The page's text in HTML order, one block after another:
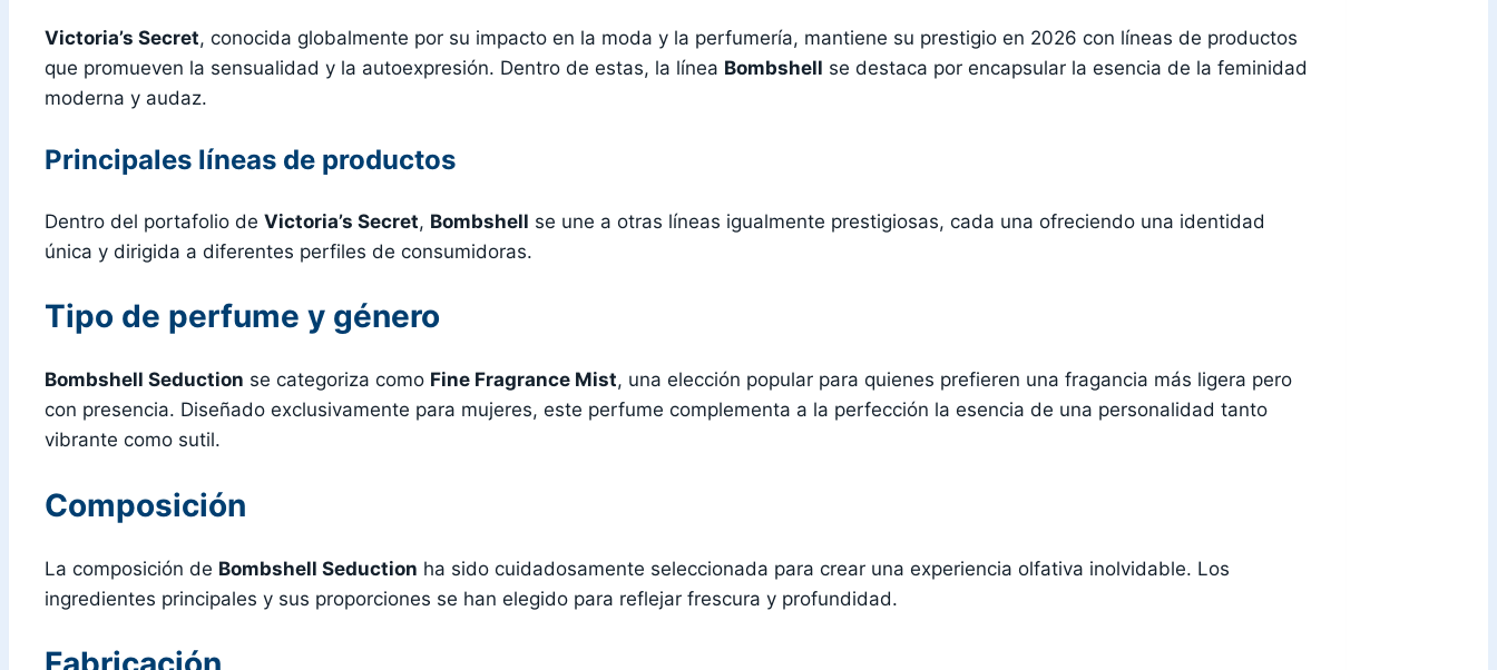
Victoria’s Secret, conocida globalmente por su impacto en la moda y la perfumería, mantiene su prestigio en 2026 con líneas de productos
que promueven la sensualidad y la autoexpresión. Dentro de estas, la línea Bombshell se destaca por encapsular la esencia de la feminidad
moderna y audaz.
Principales líneas de productos
Dentro del portafolio de Victoria’s Secret, Bombshell se une a otras líneas igualmente prestigiosas, cada una ofreciendo una identidad
única y dirigida a diferentes perfiles de consumidoras.
Tipo de perfume y género
Bombshell Seduction se categoriza como Fine Fragrance Mist, una elección popular para quienes prefieren una fragancia más ligera pero
con presencia. Diseñado exclusivamente para mujeres, este perfume complementa a la perfección la esencia de una personalidad tanto
vibrante como sutil.
Composición
La composición de Bombshell Seduction ha sido cuidadosamente seleccionada para crear una experiencia olfativa inolvidable. Los
ingredientes principales y sus proporciones se han elegido para reflejar frescura y profundidad.